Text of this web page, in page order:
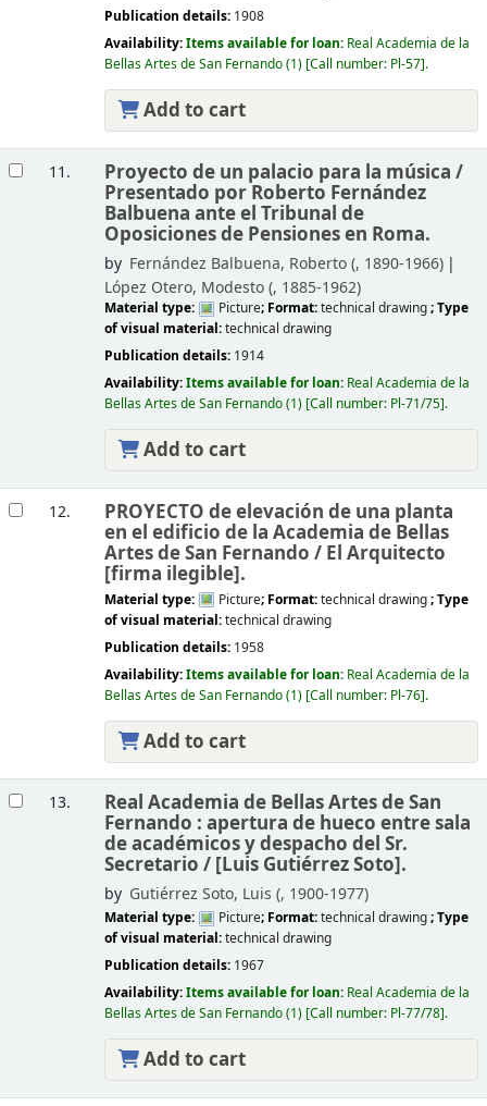
Publication details: 1908
Availability:Items available for loan: Real Academia de la
Bellas Artes de San Fernando(1) Call number: Pl-57 .
Add to cart
11. Proyecto de un palacio para la música /
Presentado por Roberto Fernández
Balbuena ante el Tribunal de
Oposiciones de Pensiones en Roma.
by Fernández Balbuena, Roberto (, 1890-1966)
López Otero, Modesto (, 1885-1962)
Material type: Picture; Format:technical drawing; Type
of visual material:technical drawing
Publication details: 1914
Availability:Items available for loan: Real Academia de la
Bellas Artes de San Fernando(1) Call number: Pl-71/75 .
Add to cart
12. PROYECTO de elevación de una planta
en el edificio de la Academia de Bellas
Artes de San Fernando / El Arquitecto
[firma ilegible].
Material type: Picture; Format:technical drawing; Type
of visual material:technical drawing
Publication details: 1958
Availability:Items available for loan: Real Academia de la
Bellas Artes de San Fernando(1) Call number: Pl-76 .
Add to cart
13. Real Academia de Bellas Artes de San
Fernando : apertura de hueco entre sala
de académicos y despacho del Sr.
Secretario / [Luis Gutiérrez Soto].
by Gutiérrez Soto, Luis (, 1900-1977)
Material type: Picture; Format:technical drawing; Type
of visual material:technical drawing
Publication details: 1967
Availability:Items available for loan: Real Academia de la
Bellas Artes de San Fernando(1) Call number: Pl-77/78 .
Add to cart